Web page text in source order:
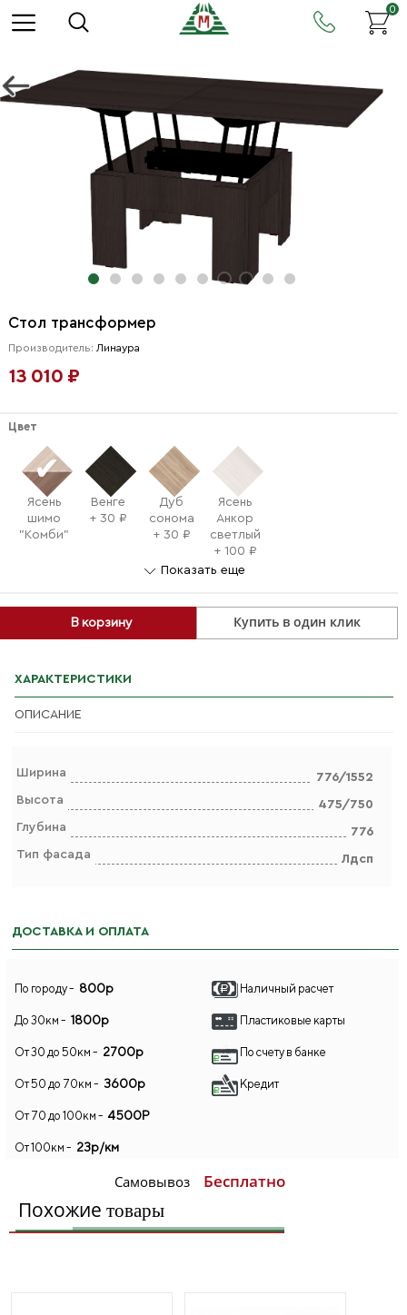
0
Стол трансформер
Производитель: Линаура
13 010 ₽
В корзину Купить в один клик
Цвет
Ясень
шимо
"Комби"
Венге
+ 30 ₽
Дуб
сонома
+ 30 ₽
Ясень
Анкор
светлый
+ 100 ₽
Показать еще
ХАРАКТЕРИСТИКИ
ОПИСАНИЕ
Ширина
776/1552
Высота
475/750
Глубина
776
Тип фасада
Лдсп
ДОСТАВКА И ОПЛАТА
По городу - 800р
До 30км - 1800р
От 30 до 50км - 2700р
От 50 до 70км - 3600р
От 70 до 100км - 4500Р
От 100км - 23р/км
Самовывоз Бесплатно
Наличный расчет
Пластиковые карты
По счету в банке
Кредит
Похожие товары